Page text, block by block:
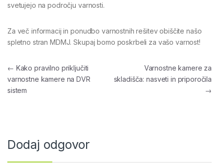
svetujejo na področju varnosti.
Za več informacij in ponudbo varnostnih rešitev obiščite našo
spletno stran MDMJ. Skupaj bomo poskrbeli za vašo varnost!
Navigacija prispevka
← Kako pravilno priključiti
varnostne kamere na DVR
sistem
Varnostne kamere za
skladišča: nasveti in priporočila
→
Dodaj odgovor